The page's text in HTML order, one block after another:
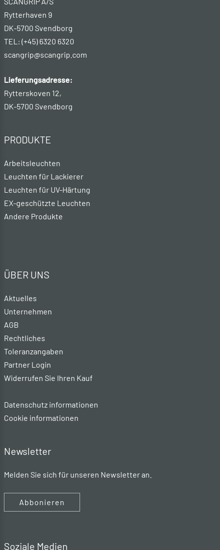
Rytterhaven 9
DK-5700 Svendborg
TEL: (+45) 6320 6320
scangrip@scangrip.com
Lieferungsadresse:
Rytterskoven 12,
DK-5700 Svendborg
PRODUKTE
Arbeitsleuchten
Leuchten für Lackierer
Leuchten für UV-Härtung
EX-geschützte Leuchten
Andere Produkte
ÜBER UNS
Aktuelles
Unternehmen
AGB
Rechtliches
Toleranzangaben
Partner Login
Widerrufen Sie Ihren Kauf
Datenschutz informationen
Cookie informationen
Newsletter
Melden Sie sich für unseren Newsletter an.
Abbonieren
Soziale Medien